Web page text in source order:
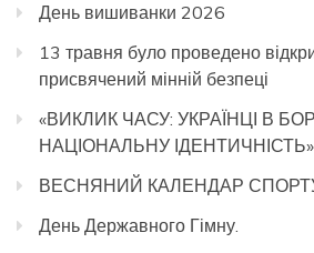
День вишиванки 2026
13 травня було проведено
присвячений мінній безпеці
«ВИКЛИК ЧАСУ: УКРАЇНЦІ В
НАЦІОНАЛЬНУ ІДЕНТИЧНІСТЬ»
ВЕСНЯНИЙ КАЛЕНДАР
День Державного Гімну.